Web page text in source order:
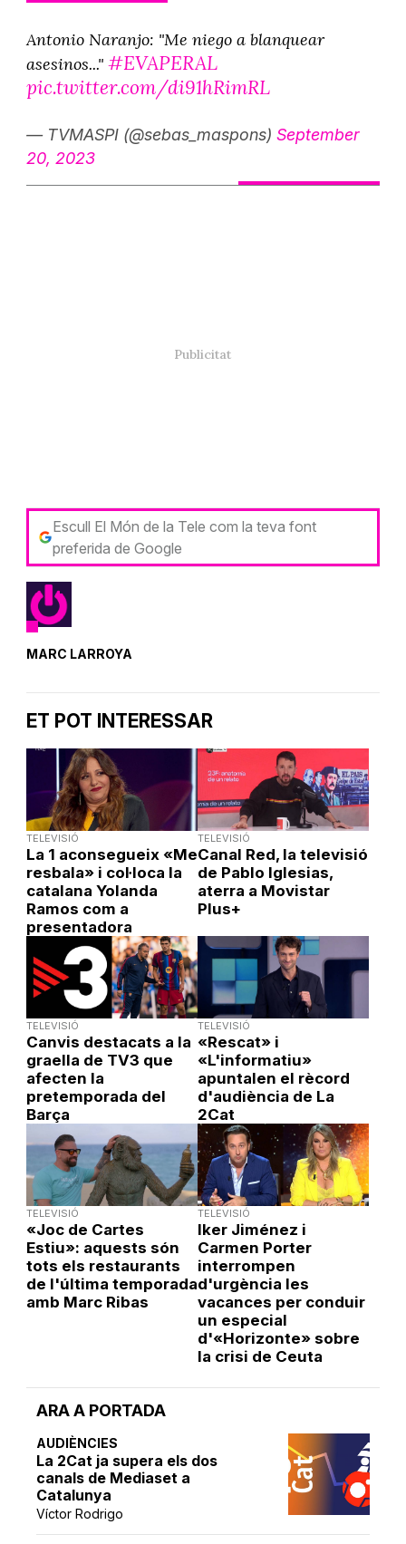
ARA A PORTADA
AUDIÈNCIES
La 2Cat ja supera els dos
canals de Mediaset a
Catalunya
Víctor Rodrigo
Antonio Naranjo: "Me niego a blanquear
asesinos..." #EVAPERAL
pic.twitter.com/di91hRimRL
— TVMASPI (@sebas_maspons) September
20, 2023
Escull El Món de la Tele com la teva font
preferida de Google
MARC LARROYA
ET POT INTERESSAR
TELEVISIÓ
La 1 aconsegueix «Me
resbala» i col·loca la
catalana Yolanda
Ramos com a
presentadora
TELEVISIÓ
Canal Red, la televisió
de Pablo Iglesias,
aterra a Movistar
Plus+
TELEVISIÓ
Canvis destacats a la
graella de TV3 que
afecten la
pretemporada del
Barça
TELEVISIÓ
«Rescat» i
«L'informatiu»
apuntalen el rècord
d'audiència de La
2Cat
TELEVISIÓ
«Joc de Cartes
Estiu»: aquests són
tots els restaurants
de l'última temporada
amb Marc Ribas
TELEVISIÓ
Iker Jiménez i
Carmen Porter
interrompen
d'urgència les
vacances per conduir
un especial
d'«Horizonte» sobre
la crisi de Ceuta